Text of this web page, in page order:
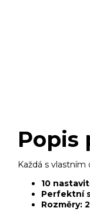
Popis
Každá s vlastním
10
Perfektní
Rozměry: